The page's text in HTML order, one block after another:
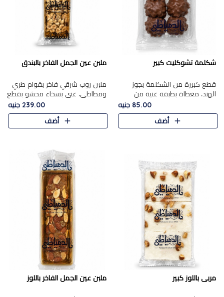
شكلمة تشوكليت كبير
قطع كبيرة من الشكلمة بجوز
الهند، مغطاة بطبقة غنية من
الشوكولاتة الفاخرة لتجمع بين
القوام الطري من الداخل مركز جوز
الهند المطاطي والمذاق الغن..
85.00 جنيه
أضف
ملبن عين الجمل الفاخر بالبندق
ملبن روب شرقي فاخر بقوام طري
ومطاطي، غني بسخاء محشو بقطع
عين الجمل والبندق المحمص التي
تضيف قرمشة مميزة مُرضية
ونكهة جوزية غنية في كل
239.00 جنيه
أضف
مربى باللوز كبير ملبن عين الجمل الفاخر باللوز